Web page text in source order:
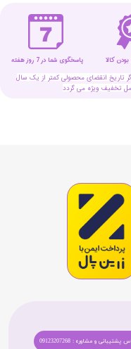
تاریخ انقضای محصولی کمتر از یک سال
کالا پاسخگوی شما در 7 روز هفته
و مشاوره : 09123207268